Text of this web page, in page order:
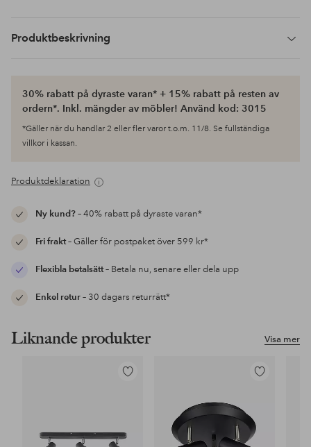
Produktbeskrivning
30% rabatt på dyraste varan* + 15% rabatt på resten av
ordern*. Inkl. mängder av möbler! Använd kod: 3015
*Gäller när du handlar 2 eller fler varor t.o.m. 11/8. Se fullständiga
villkor i kassan.
Produktdeklaration
Ny kund?– 40% rabatt på dyraste varan*
Fri frakt– Gäller för postpaket över 599 kr*
Flexibla betalsätt– Betala nu, senare eller dela upp
Enkel retur– 30 dagars returrätt*
Visa mer
Liknande produkter
Lägg
Lägg
favoriter